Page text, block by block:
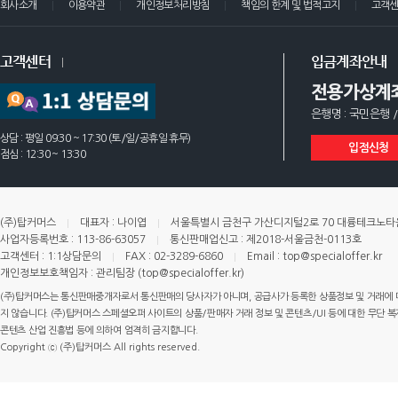
회사소개 이용약관 개인정보처리방침 책임의 한계 및 법적고지 고객
고객센터
상담 : 평일 09:30 ~ 17:30 (토/일/공휴일 휴무)
점심 : 12:30 ~ 13:30
입금계좌안내
전용가상계
은행명 : 국민은행
입점신청
(주)탑커머스 대표자 : 나이엽
서울특별시 금천구 가산디지털2로 70 대륭테크노
사업자등록번호 : 113-86-63057
통신판매업신고 : 제2018-서울금천-0113호
고객센터 : 1:1상담문의
FAX : 02-3289-6860
Email : top@specialoffer.kr
개인정보보호책임자 : 관리팀장 (top@specialoffer.kr)
(주)탑커머스는 통신판매중개자로서 통신판매의 당사자가 아니며, 공급사가 등록한 상품정보 및 거래
지 않습니다. (주)탑커머스 스페셜오퍼 사이트의 상품/판매자 거래 정보 및 콘텐츠/UI 등에 대한 무단
콘텐츠 산업 진흥법 등에 의하여 엄격히 금지합니다.
Copyright ⓒ (주)탑커머스 All rights reserved.